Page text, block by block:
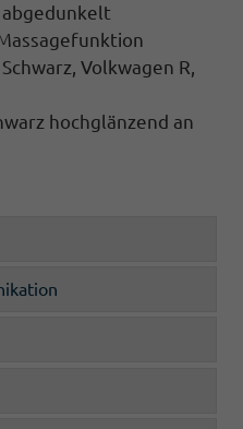
Volkwagen R,
hochglänzend an